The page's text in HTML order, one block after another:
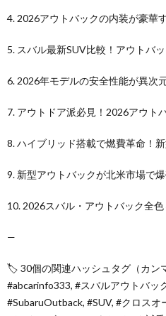
4. 2026アウトバックの内装が豪華
5. スバル最新SUV比較！アウトバ
6. 2026年モデルの安全性能が異次
7. アウトドア派必見！2026アウト
8. ハイブリッド搭載で燃費革命！
9. 新型アウトバックが北米市場で
10. 2026スバル・アウトバック全
—
🏷 30個の関連ハッシュタグ（カン
#abcarinfo333, #スバルアウトバッ
#SubaruOutback, #SUV, #クロスオ